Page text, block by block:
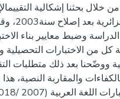
خلال بحثنا إشكالية
وضبط معايير بناء
كل من الاختبارات التحصيلية
ووضّحنا بعد ذلك متطلبات
والمقاربة النصية،